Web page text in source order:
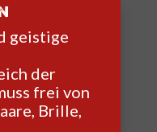
geistige
der
frei von
Brille,